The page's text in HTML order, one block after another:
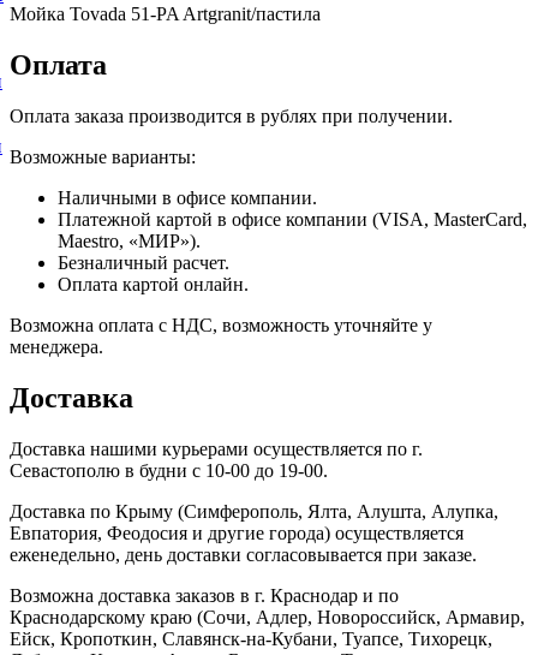
Мойка Tovada 51-PA Artgranit/пастила
Оплата
Оплата заказа производится в рублях при получении.
Возможные варианты:
Наличными в офисе компании.
Платежной картой в офисе компании (VISA, MasterCard,
Maestro, «МИР»).
Безналичный расчет.
Оплата картой онлайн.
Возможна оплата с НДС, возможность уточняйте у
менеджера.
Доставка
Доставка нашими курьерами осуществляется по г.
Севастополю в будни с 10-00 до 19-00.
Доставка по Крыму (Симферополь, Ялта, Алушта, Алупка,
Евпатория, Феодосия и другие города) осуществляется
еженедельно, день доставки согласовывается при заказе.
Возможна доставка заказов в г. Краснодар и по
Краснодарскому краю (Сочи, Адлер, Новороссийск, Армавир,
Ейск, Кропоткин, Славянск-на-Кубани, Туапсе, Тихорецк,